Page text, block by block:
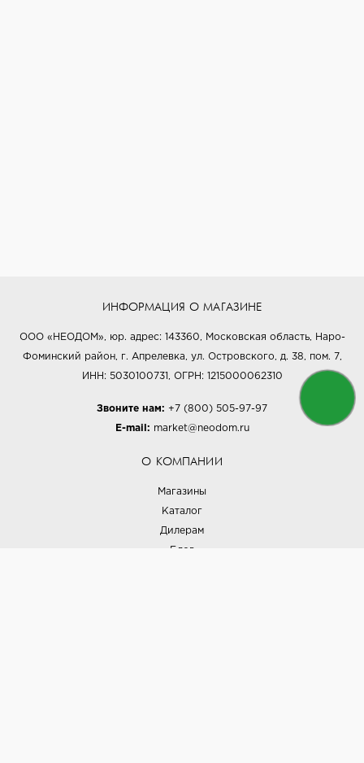
ИНФОРМАЦИЯ О МАГАЗИНЕ
ООО «НЕОДОМ», юр. адрес: 143360, Московская область, Наро-
Фоминский район, г. Апрелевка, ул. Островского, д. 38, пом. 7,
ИНН: 5030100731, ОГРН: 1215000062310
Звоните нам: +7 (800) 505-97-97
E-mail: market@neodom.ru
О КОМПАНИИ
Магазины
Каталог
Дилерам
Блог